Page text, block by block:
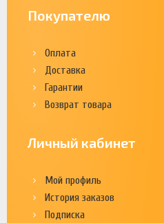
Покупателю
Оплата
Доставка
Гарантии
Возврат товара
Личный кабинет
Мой профиль
История заказов
Подписка